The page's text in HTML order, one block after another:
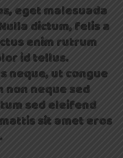
eget malesuada
dictum, felis a
enim rutrum
id tellus.
neque, ut congue
non neque sed
sed eleifend
sit amet eros